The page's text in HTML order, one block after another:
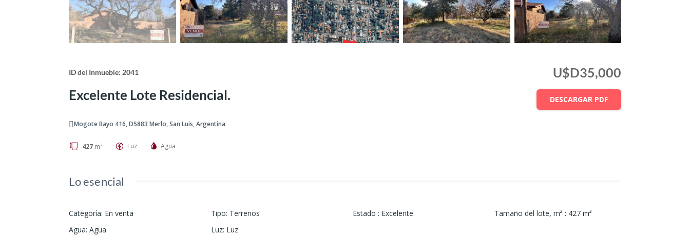
ID del Inmueble: 2041
Excelente Lote Residencial.
Mogote Bayo 416, D5883 Merlo, San Luis, Argentina
427 m² Luz Agua
U$D35,000
DESCARGAR PDF
Lo esencial
Categoría: En venta Tipo: Terrenos Estado : Excelente Tamaño del lote, m² : 427 m²
Agua: Agua Luz: Luz